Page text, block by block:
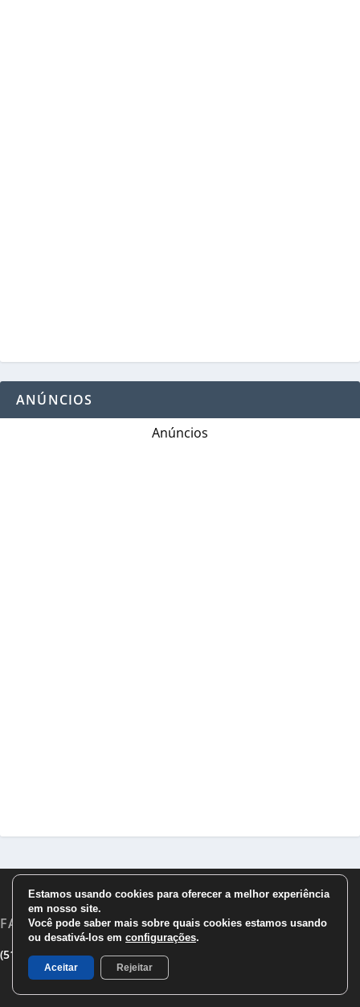
ANÚNCIOS
Anúncios
FALE COM A METSUL
(51) 3533 1983|(51)3785 7752|
Estamos usando cookies para oferecer a melhor experiência
em nosso site.
Você pode saber mais sobre quais cookies estamos usando
ou desativá-los em configurações.
Aceitar Rejeitar